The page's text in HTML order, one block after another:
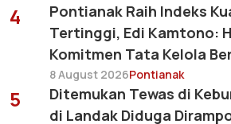
4
Pontianak Raih Indeks
Tertinggi, Edi Kamtono:
Komitmen Tata Kelola
8 August 2026Pontianak
5
Ditemukan Tewas di
di Landak Diduga